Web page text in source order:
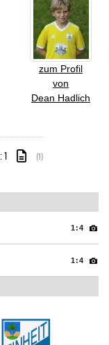
zum Profil
von
Dean Hadlich
1 (1)
1:4
1:4